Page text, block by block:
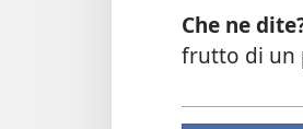
Che ne
frutto di un